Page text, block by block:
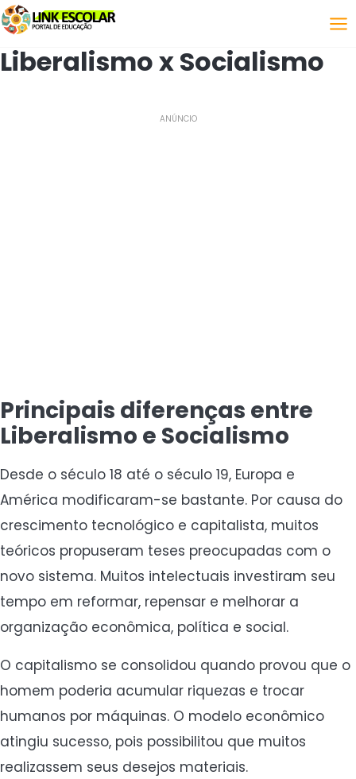
Link
Liberalismo x Socialismo
ANÚNCIO
Principais diferenças entre
Liberalismo e Socialismo
Desde o século 18 até o século 19, Europa e
América modificaram-se bastante. Por causa do
crescimento tecnológico e capitalista, muitos
teóricos propuseram teses preocupadas com o
novo sistema. Muitos intelectuais investiram seu
tempo em reformar, repensar e melhorar a
organização econômica, política e social.
O capitalismo se consolidou quando provou que o
homem poderia acumular riquezas e trocar
humanos por máquinas. O modelo econômico
atingiu sucesso, pois possibilitou que muitos
realizassem seus desejos materiais.